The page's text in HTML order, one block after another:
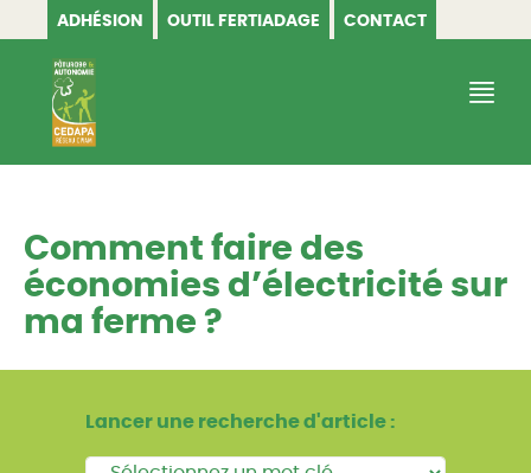
ADHÉSION OUTIL FERTIADAGE CONTACT
CEDAPA
Comment faire des
économies d’électricité sur
ma ferme ?
Lancer une recherche d'article :